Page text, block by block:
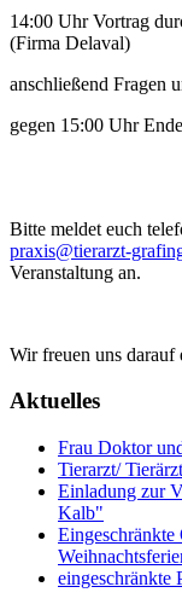
14:00 Uhr Vortrag
(Firma Delaval)
anschließend Fragen
gegen 15:00 Uhr
Bitte meldet euch
praxis@tierarzt-
Veranstaltung an.
Wir freuen uns darauf
Aktuelles
Frau Doktor
Tierarzt/
Einladung zur
Kalb"
eingeschränkte